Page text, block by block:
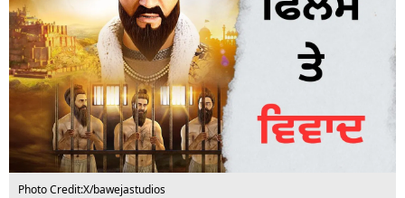
Photo Credit:X/bawejastudios